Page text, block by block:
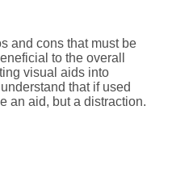
and cons that must be
to the overall
visual aids into
that if used
an aid, but a distraction.